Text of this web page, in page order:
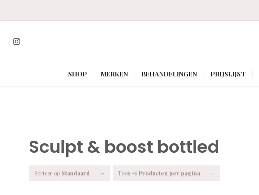
SHOP MERKEN BEHANDELINGEN PRIJSLIJST
Sculpt & boost bottled
Sorteer op Standaard Toon -1 Producten per pagina